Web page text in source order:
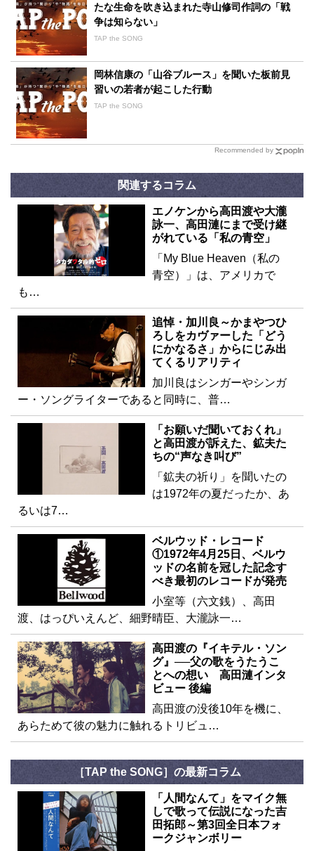
たな生命を吹き込まれた寺山修司作詞の「戦
争は知らない」
TAP the SONG
岡林信康の「山谷ブルース」を聞いた板前見
習いの若者が起こした行動
TAP the SONG
Recommended by
関連するコラム
エノケンから高田渡や大瀧
詠一、高田漣にまで受け継
がれている「私の青空」
「My Blue Heaven（私の
青空）」は、アメリカで
も…
追悼・加川良～かまやつひ
ろしをカヴァーした「どう
にかなるさ」からにじみ出
てくるリアリティ
加川良はシンガーやシンガ
ー・ソングライターであると同時に、普…
「お願いだ聞いておくれ」
と高田渡が訴えた、鉱夫た
ちの“声なき叫び”
「鉱夫の祈り」を聞いたの
は1972年の夏だったか、あ
るいは7…
ベルウッド・レコード
①1972年4月25日、ベルウ
ッドの名前を冠した記念す
べき最初のレコードが発売
小室等（六文銭）、高田
渡、はっぴいえんど、細野晴臣、大瀧詠一…
高田渡の『イキテル・ソン
グ』──父の歌をうたうこ
とへの想い 高田漣インタ
ビュー 後編
高田渡の没後10年を機に、
あらためて彼の魅力に触れるトリビュ…
［TAP the SONG］の最新コラム
「人間なんて」をマイク無
しで歌って伝説になった吉
田拓郎～第3回全日本フォ
ークジャンボリー